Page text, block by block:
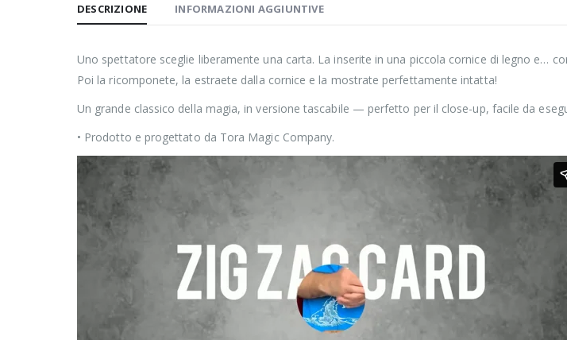
DESCRIZIONE INFORMAZIONI AGGIUNTIVE
Uno spettatore sceglie liberamente una carta. La inserite in una piccola cornice di legno e…
Poi la ricomponete, la estraete dalla cornice e la mostrate perfettamente intatta!
Un grande classico della magia, in versione tascabile — perfetto per il close-up, facile da
• Prodotto e progettato da Tora Magic Company.